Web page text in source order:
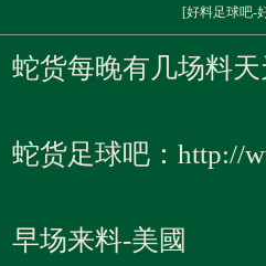
[好料足球吧-
蛇货每晚有几场料
蛇货足球吧：http://
早场来料-美國